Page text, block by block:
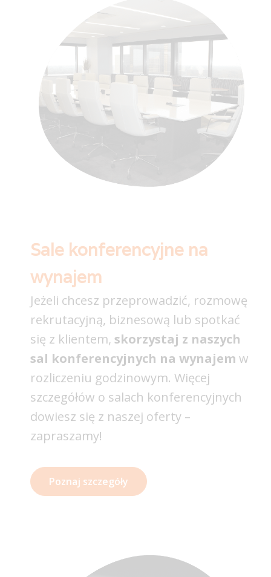
Sale konferencyjne na
wynajem
Jeżeli chcesz przeprowadzić, rozmowę
rekrutacyjną, biznesową lub spotkać
się z klientem, skorzystaj z naszych
sal konferencyjnych na wynajem w
rozliczeniu godzinowym. Więcej
szczegółów o salach konferencyjnych
dowiesz się z naszej oferty –
zapraszamy!
Poznaj szczegóły